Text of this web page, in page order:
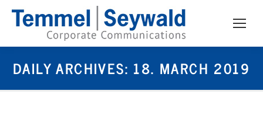
DAILY ARCHIVES: 18. MARCH 2019